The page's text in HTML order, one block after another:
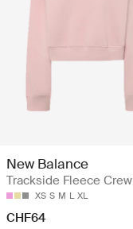
New Balance
Trackside Fleece Crew
XS S M L XL
CHF64